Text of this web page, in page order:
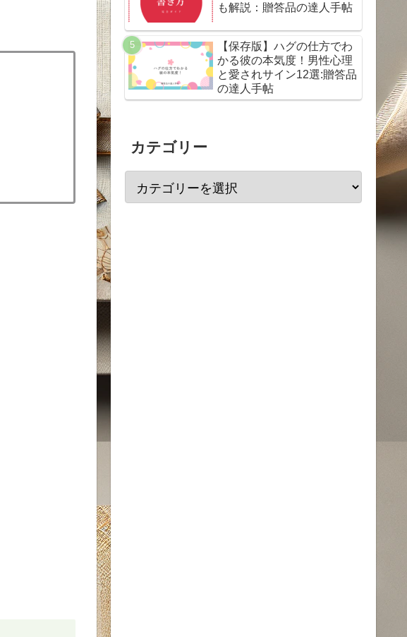
も解説：贈答品の達人手帖
【保存版】ハグの仕方でわ
かる彼の本気度！男性心理
と愛されサイン12選:贈答品
の達人手帖
カテゴリー